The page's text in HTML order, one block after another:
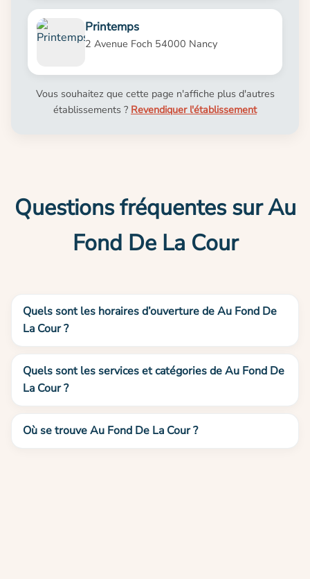
Printemps
2 Avenue Foch 54000 Nancy
Vous souhaitez que cette page n'affiche plus d'autres
établissements ? Revendiquer l'établissement
Questions fréquentes sur Au
Fond De La Cour
Quels sont les horaires d’ouverture de Au Fond De
La Cour ?
Quels sont les services et catégories de Au Fond De
La Cour ?
Où se trouve Au Fond De La Cour ?